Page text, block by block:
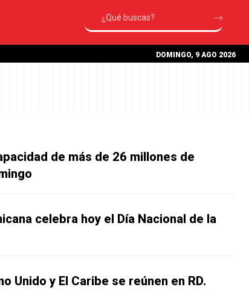
DOMINGO, 9 AGO 2026
de más de 26 millones de
celebra hoy el Día Nacional de la
Unido y El Caribe se reúnen en RD.